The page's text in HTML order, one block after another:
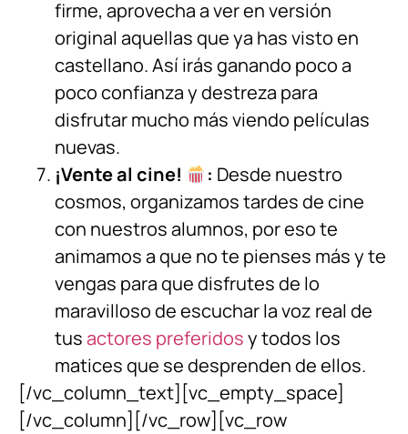
firme, aprovecha a ver en versión
original aquellas que ya has visto en
castellano. Así irás ganando poco a
poco confianza y destreza para
disfrutar mucho más viendo películas
nuevas.
¡Vente al cine!
: Desde nuestro
cosmos, organizamos tardes de cine
con nuestros alumnos, por eso te
animamos a que no te pienses más y te
vengas para que disfrutes de lo
maravilloso de escuchar la voz real de
tusactores preferidosy todos los
matices que se desprenden de ellos.
[/vc_column_text][vc_empty_space]
[/vc_column][/vc_row][vc_row